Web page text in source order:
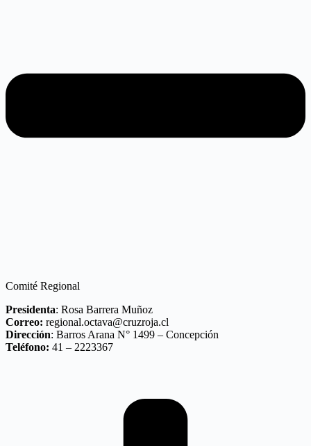
Comité Regional
Presidenta: Rosa Barrera Muñoz
Correo: regional.octava@cruzroja.cl
Dirección: Barros Arana N° 1499 – Concepción
Teléfono: 41 – 2223367